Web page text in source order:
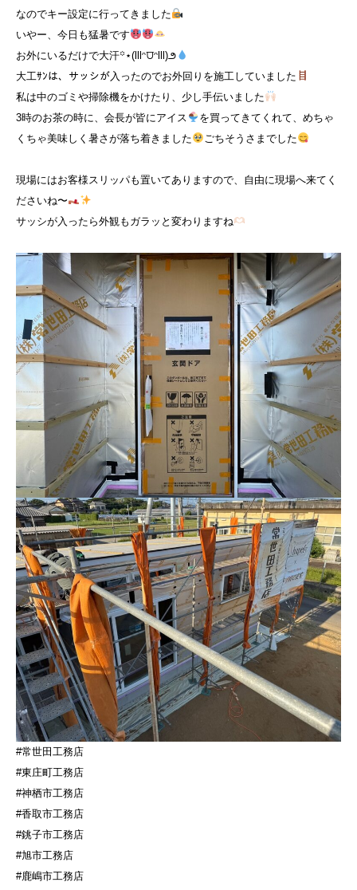
なのでキー設定に行ってきました
いやー、今日も猛暑です
お外にいるだけで大汗꙳⋆(lllᵔ⩌ᵔlll)౨
大工ｻﾝは、サッシが入ったのでお外回りを施工していました
私は中のゴミや掃除機をかけたり、少し手伝いました
3時のお茶の時に、会長が皆にアイス
を買ってきてくれて、めちゃ
くちゃ美味しく暑さが落ち着きました
ごちそうさまでした
現場にはお客様スリッパも置いてありますので、自由に現場へ来てく
ださいね〜
サッシが入ったら外観もガラッと変わりますね
#常世田工務店
#東庄町工務店
#神栖市工務店
#香取市工務店
#銚子市工務店
#旭市工務店
#鹿嶋市工務店